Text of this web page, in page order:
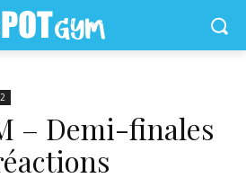
– Demi-finales